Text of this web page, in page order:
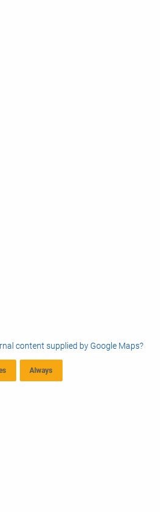
content supplied by Google Maps?
Always